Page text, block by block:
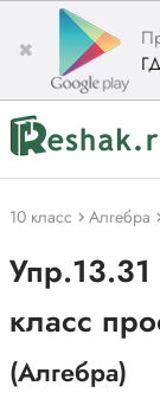
✖
10 класс Алгебра
класс
(Алгебра)